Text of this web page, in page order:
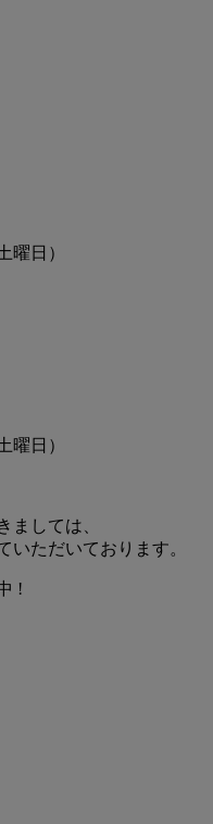
曜日）
曜日）
ましては、
いただいております。
!